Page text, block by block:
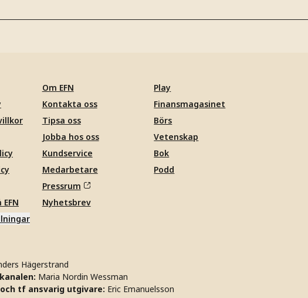
Om EFN
Kontakta oss
Tipsa oss
Jobba hos oss
Kundservice
Medarbetare
Pressrum
Nyhetsbrev
Play
Finansmagasinet
Börs
Vetenskap
Bok
Podd
Hägerstrand
Maria Nordin Wessman
tf ansvarig utgivare: Eric Emanuelsson